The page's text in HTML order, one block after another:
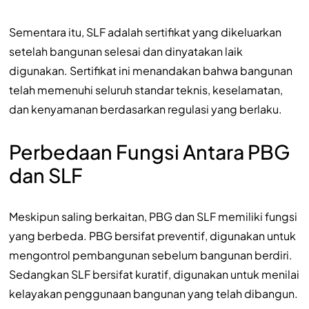
Sementara itu, SLF adalah sertifikat yang dikeluarkan
setelah bangunan selesai dan dinyatakan laik
digunakan. Sertifikat ini menandakan bahwa bangunan
telah memenuhi seluruh standar teknis, keselamatan,
dan kenyamanan berdasarkan regulasi yang berlaku.
Perbedaan Fungsi Antara PBG
dan SLF
Meskipun saling berkaitan, PBG dan SLF memiliki fungsi
yang berbeda. PBG bersifat preventif, digunakan untuk
mengontrol pembangunan sebelum bangunan berdiri.
Sedangkan SLF bersifat kuratif, digunakan untuk menilai
kelayakan penggunaan bangunan yang telah dibangun.